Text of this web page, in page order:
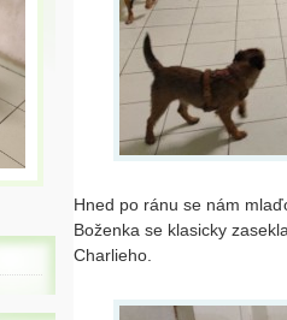
Hned po ránu se nám
Boženka se klasicky
Charlieho.